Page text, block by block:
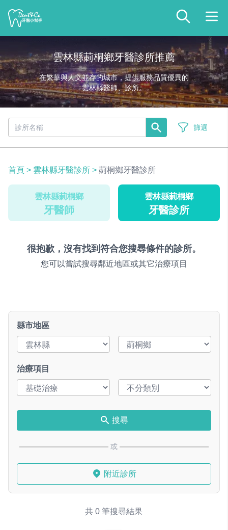
雲林縣莿桐鄉牙醫診所推薦
在繁華與人文並存的城市，提供服務品質優異的
雲林縣醫師、診所。
篩選
首頁 > 雲林縣牙醫診所 > 莿桐鄉牙醫診所
雲林縣莿桐鄉
牙醫師
雲林縣莿桐鄉
牙醫診所
很抱歉，沒有找到符合您搜尋條件的診所。
您可以嘗試搜尋鄰近地區或其它治療項目
縣市地區
治療項目
搜尋
或
附近診所
共 0 筆搜尋結果